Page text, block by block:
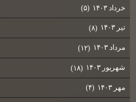
خرداد ۱۴۰۳ (۵)
تیر ۱۴۰۳ (۸)
مرداد ۱۴۰۳ (۱۲)
شهریور ۱۴۰۳ (۱۸)
مهر ۱۴۰۳ (۴)